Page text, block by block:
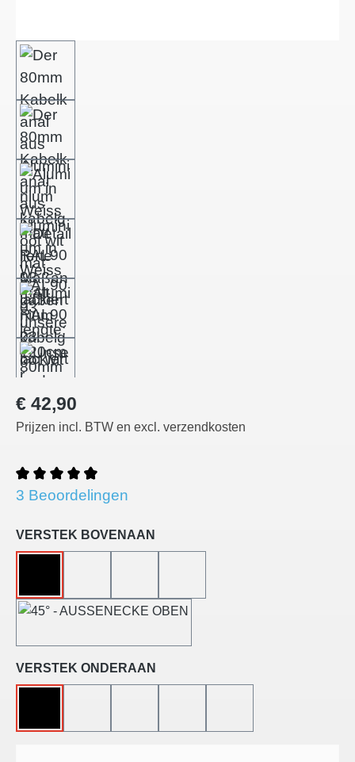
Normale prijs:
€ 42,90
Prijzen incl. BTW en excl. verzendkosten
Gemiddelde waardering van 4.67 van 5 sterren
3 Beoordelingen
Selecteer
VERSTEK BOVENAAN
Selecteer
VERSTEK ONDERAAN